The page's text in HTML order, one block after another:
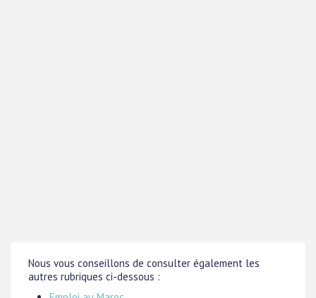
Nous vous conseillons de consulter également les
autres rubriques ci-dessous :